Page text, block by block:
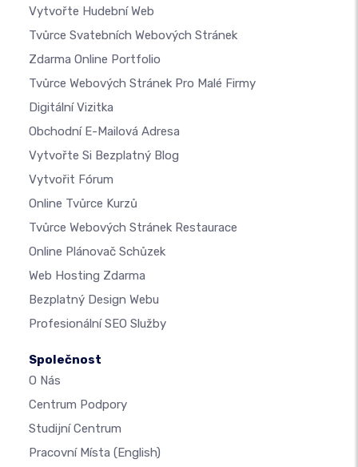
Vytvořte Hudební Web
Tvůrce Svatebních Webových Stránek
Zdarma Online Portfolio
Tvůrce Webových Stránek Pro Malé Firmy
Digitální Vizitka
Obchodní E-Mailová Adresa
Vytvořte Si Bezplatný Blog
Vytvořit Fórum
Online Tvůrce Kurzů
Tvůrce Webových Stránek Restaurace
Online Plánovač Schůzek
Web Hosting Zdarma
Bezplatný Design Webu
Profesionální SEO Služby
Společnost
O Nás
Centrum Podpory
Studijní Centrum
Pracovní Místa (English)